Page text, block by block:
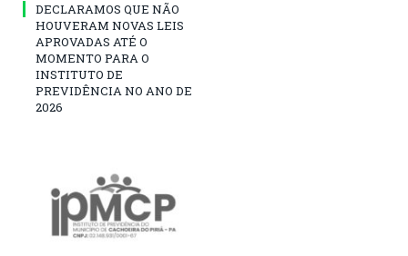
DECLARAMOS QUE NÃO
HOUVERAM NOVAS LEIS
APROVADAS ATÉ O
MOMENTO PARA O
INSTITUTO DE
PREVIDÊNCIA NO ANO DE
2026